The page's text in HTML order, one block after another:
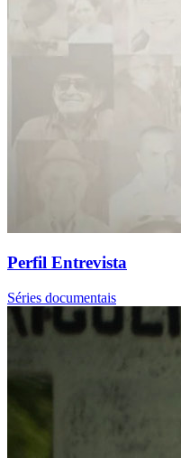
Perfil Entrevista
Séries documentais